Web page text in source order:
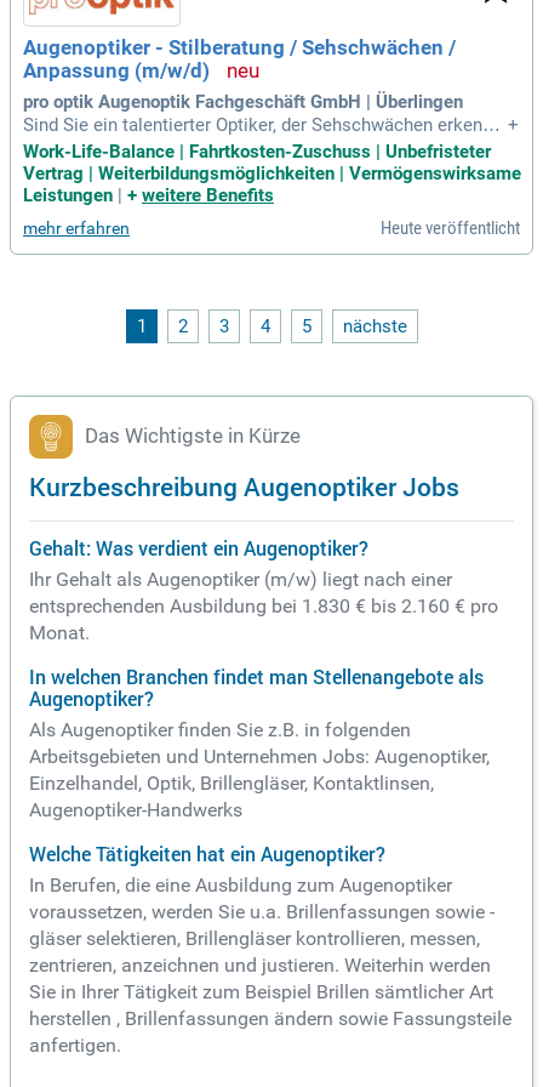
is hin zu Sportoptik und Low Vision.
Augenoptiker - Stilberatung / Sehschwächen /
Anpassung (m/w/d)
pro optik Augenoptik Fachgeschäft GmbH | Überlingen
Sind Sie ein talentierter Optiker, der Sehschwächen erkennt
und maßgeschneiderte Lösungen anbietet? Bei uns erwartet
Sie ein dynamisches Umfeld, in dem Sie Ihre fachlichen Fähi
gkeiten entfalten können. Wir schaffen eine vertrauensvolle
Atmosphäre, in der Sie unsere Kunden begeistern können. P
rofitieren Sie von einer 4-Tage-Woche, die Ihre Work-Life-Bal
ance unterstützt. Zudem bieten wir eine attraktive Wechselp
+
Work-Life-Balance | Fahrtkosten-Zuschuss | Unbefristeter
Vertrag | Weiterbildungsmöglichkeiten | Vermögenswirksame
Leistungen | + weitere Benefits
mehr erfahren Heute veröffentlicht
1 2 3 4 5 nächste
Das Wichtigste in Kürze
Kurzbeschreibung Augenoptiker Jobs
Gehalt: Was verdient ein Augenoptiker?
Ihr Gehalt als Augenoptiker (m/w) liegt nach einer
entsprechenden Ausbildung bei 1.830 € bis 2.160 € pro
Monat.
In welchen Branchen findet man Stellenangebote als
Augenoptiker?
Als Augenoptiker finden Sie z.B. in folgenden
Arbeitsgebieten und Unternehmen Jobs: Augenoptiker,
Einzelhandel, Optik, Brillengläser, Kontaktlinsen,
Augenoptiker-Handwerks
Welche Tätigkeiten hat ein Augenoptiker?
In Berufen, die eine Ausbildung zum Augenoptiker
voraussetzen, werden Sie u.a. Brillenfassungen sowie -
gläser selektieren, Brillengläser kontrollieren, messen,
zentrieren, anzeichnen und justieren. Weiterhin werden
Sie in Ihrer Tätigkeit zum Beispiel Brillen sämtlicher Art
herstellen , Brillenfassungen ändern sowie Fassungsteile
anfertigen.